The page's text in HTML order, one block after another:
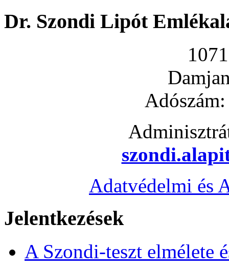
Dr. Szondi Lipót
Adatvédelmi és
Jelentkezések
A Szondi-teszt elmélete